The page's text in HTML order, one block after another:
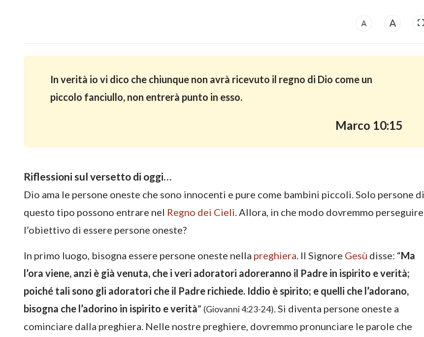
In verità io vi dico che chiunque non avrà ricevuto il regno di Dio come un
piccolo fanciullo, non entrerà punto in esso.
Marco 10:15
Riflessioni sul versetto di oggi…
Dio ama le persone oneste che sono innocenti e pure come bambini piccoli. Solo persone di
questo tipo possono entrare nel Regno dei Cieli. Allora, in che modo dovremmo perseguire
l’obiettivo di essere persone oneste?
In primo luogo, bisogna essere persone oneste nella preghiera. Il Signore Gesù disse: “Ma
l’ora viene, anzi è già venuta, che i veri adoratori adoreranno il Padre in ispirito e verità;
poiché tali sono gli adoratori che il Padre richiede. Iddio è spirito; e quelli che l’adorano,
bisogna che l’adorino in ispirito e verità” (Giovanni 4:23-24). Si diventa persone oneste a
cominciare dalla preghiera. Nelle nostre preghiere, dovremmo pronunciare le parole che